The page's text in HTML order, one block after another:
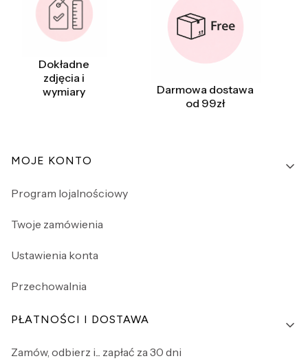
Dokładne
zdjęcia i
wymiary
Darmowa dostawa
od 99zł
Linki w stopce
MOJE KONTO
Program lojalnościowy
Twoje zamówienia
Ustawienia konta
Przechowalnia
PŁATNOŚCI I DOSTAWA
Zamów, odbierz i... zapłać za 30 dni